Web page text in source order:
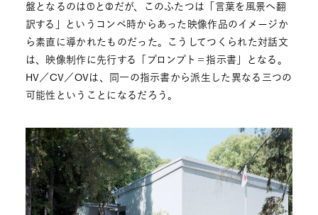
盤となるのは①と②だが、このふたつは「言葉を風景へ翻
訳する」というコンペ時からあった映像作品のイメージか
ら素直に導かれたものだった。こうしてつくられた対話文
は、映像制作に先行する「プロンプト＝指示書」となる。
HV／CV／OVは、同一の指示書から派生した異なる三つの
可能性ということになるだろう。